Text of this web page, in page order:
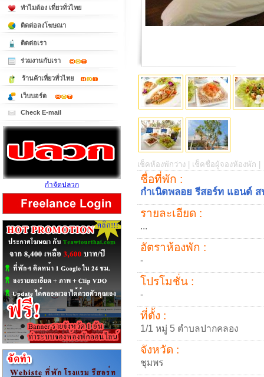
เช็คห้องพักว่าง | เช็คชื่อผู้จองห้องพัก |
ชื่อที่พัก :
กำเนิดพลอย รีสอร์ท แอนด์ ส
รายละเอียด :
...
อัตราห้องพัก :
-
โปรโมชั่น :
-
ที่ตั้ง :
1/1 หมู่ 5 ตำบลปากคลอง
จังหวัด :
ชุมพร
ทำไมต้อง เที่ยวทั่วไทย
ติดต่อลงโฆษณา
ติดต่อเรา
ร่วมงานกับเรา
ร้านค้าเที่ยวทั่วไทย
เว็บบอร์ด
Check E-mail
กำจัดปลวก